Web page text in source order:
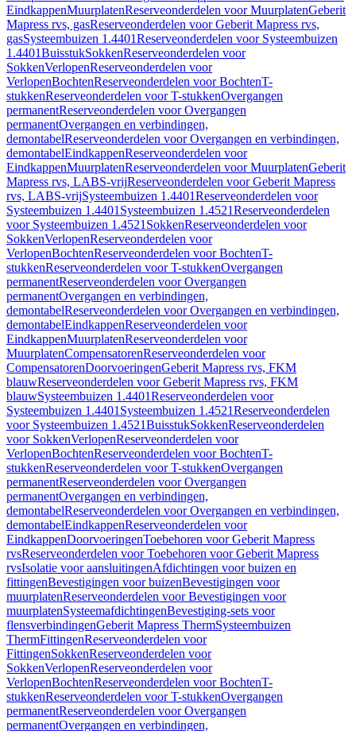
EindkappenMuurplatenReserveonderdelen voor MuurplatenGeberit
Mapress rvs, gasReserveonderdelen voor Geberit Mapress rvs,
gasSysteembuizen 1.4401Reserveonderdelen voor Systeembuizen
1.4401BuisstukSokkenReserveonderdelen voor
SokkenVerlopenReserveonderdelen voor
VerlopenBochtenReserveonderdelen voor BochtenT-
stukkenReserveonderdelen voor T-stukkenOvergangen
permanentReserveonderdelen voor Overgangen
permanentOvergangen en verbindingen,
demontabelReserveonderdelen voor Overgangen en verbindingen,
demontabelEindkappenReserveonderdelen voor
EindkappenMuurplatenReserveonderdelen voor MuurplatenGeberit
Mapress rvs, LABS-vrijReserveonderdelen voor Geberit Mapress
rvs, LABS-vrijSysteembuizen 1.4401Reserveonderdelen voor
Systeembuizen 1.4401 Systeembuizen 1.4521Reserveonderdelen
voor Systeembuizen 1.4521 SokkenReserveonderdelen voor
SokkenVerlopenReserveonderdelen voor
VerlopenBochtenReserveonderdelen voor BochtenT-
stukkenReserveonderdelen voor T-stukkenOvergangen
permanentReserveonderdelen voor Overgangen
permanentOvergangen en verbindingen,
demontabelReserveonderdelen voor Overgangen en verbindingen,
demontabelEindkappenReserveonderdelen voor
EindkappenMuurplatenReserveonderdelen voor
MuurplatenCompensatorenReserveonderdelen voor
CompensatorenDoorvoeringenGeberit Mapress rvs, FKM
blauwReserveonderdelen voor Geberit Mapress rvs, FKM
blauwSysteembuizen 1.4401Reserveonderdelen voor
Systeembuizen 1.4401 Systeembuizen 1.4521Reserveonderdelen
voor Systeembuizen 1.4521BuisstukSokkenReserveonderdelen
voor SokkenVerlopenReserveonderdelen voor
VerlopenBochtenReserveonderdelen voor BochtenT-
stukkenReserveonderdelen voor T-stukkenOvergangen
permanentReserveonderdelen voor Overgangen
permanentOvergangen en verbindingen,
demontabelReserveonderdelen voor Overgangen en verbindingen,
demontabelEindkappenReserveonderdelen voor
EindkappenDoorvoeringenToebehoren voor Geberit Mapress
rvsReserveonderdelen voor Toebehoren voor Geberit Mapress
rvsIsolatie voor aansluitingenAfdichtingen voor buizen en
fittingenBevestigingen voor buizenBevestigingen voor
muurplatenReserveonderdelen voor Bevestigingen voor
muurplatenSysteemafdichtingenBevestiging-sets voor
flensverbindingenGeberit Mapress ThermSysteembuizen
ThermFittingenReserveonderdelen voor
FittingenSokkenReserveonderdelen voor
SokkenVerlopenReserveonderdelen voor
VerlopenBochtenReserveonderdelen voor BochtenT-
stukkenReserveonderdelen voor T-stukkenOvergangen
permanentReserveonderdelen voor Overgangen
permanentOvergangen en verbindingen,